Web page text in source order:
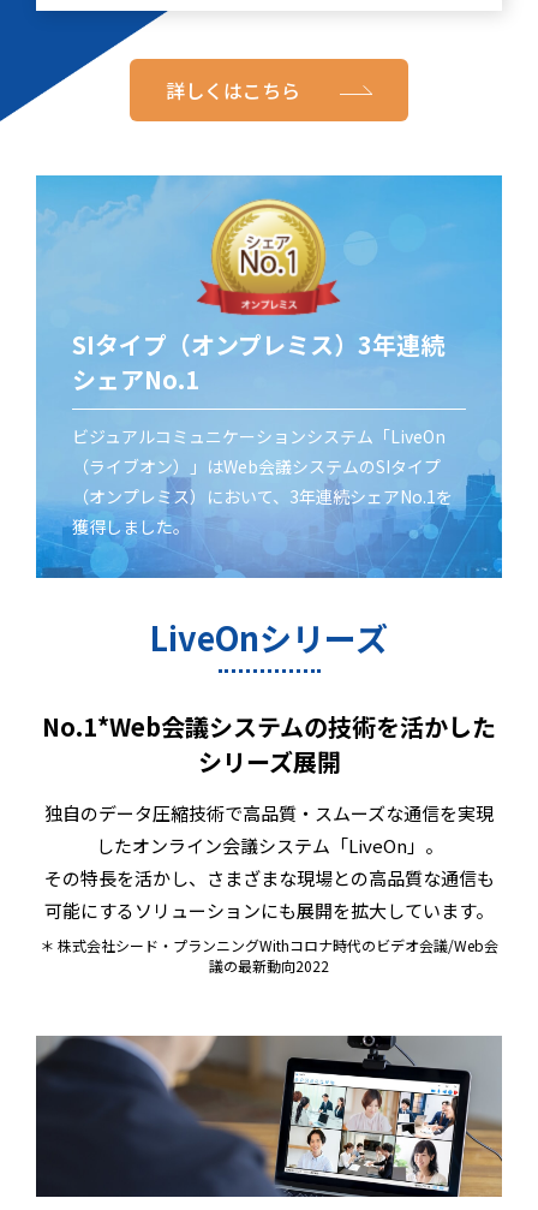
詳しくはこちら
SIタイプ（オンプレミス）3年連続
シェアNo.1
ビジュアルコミュニケーションシステム「LiveOn
（ライブオン）」はWeb会議システムのSIタイプ
（オンプレミス）において、3年連続シェアNo.1を
獲得しました。
LiveOnシリーズ
No.1*Web会議システムの技術を活かした
シリーズ展開
独自のデータ圧縮技術で高品質・スムーズな通信を実現
したオンライン会議システム「LiveOn」。
その特長を活かし、さまざまな現場との高品質な通信も
可能にするソリューションにも展開を拡大しています。
＊ 株式会社シード・プランニングWithコロナ時代のビデオ会議/Web会
議の最新動向2022